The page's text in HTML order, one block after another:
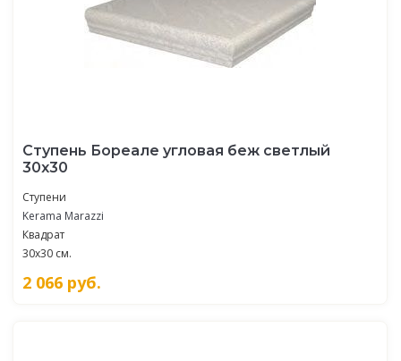
Ступень Бореале угловая беж светлый
30x30
Ступени
Kerama Marazzi
Квадрат
30x30 см.
2 066 руб.